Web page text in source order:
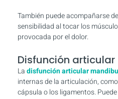
También puede acompañarse
sensibilidad al tocar los
provocada por el dolor.
Disfunción articular
Ladisfunción articular
internas de la articulación,
cápsula o los ligamentos.